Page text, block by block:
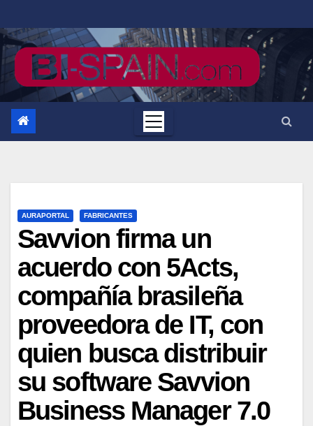
al
contenido
AURAPORTAL FABRICANTES
Savvion firma un
acuerdo con 5Acts,
compañía brasileña
proveedora de IT, con
quien busca distribuir
su software Savvion
Business Manager 7.0